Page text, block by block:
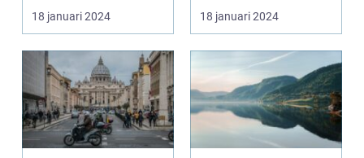
beläget i sydvästra
Europa på...
18 januari 2024
landskap ...
18 januari 2024